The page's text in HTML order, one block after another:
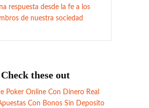
respuesta desde la fe a los
de nuestra sociedad
Check these out
Poker Online Con Dinero Real
Con Bonos Sin Deposito